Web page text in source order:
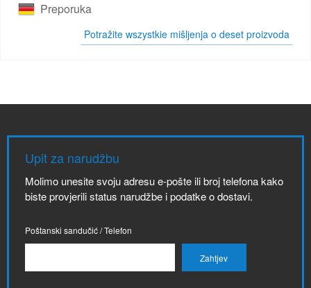
Preporuka
Potražite wszystkie mišljenja o deset proizvoda
Upit za narudžbu
Molimo unesite svoju adresu e-pošte ili broj telefona kako
biste provjerili status narudžbe i podatke o dostavi.
Poštanski sandučić / Telefon